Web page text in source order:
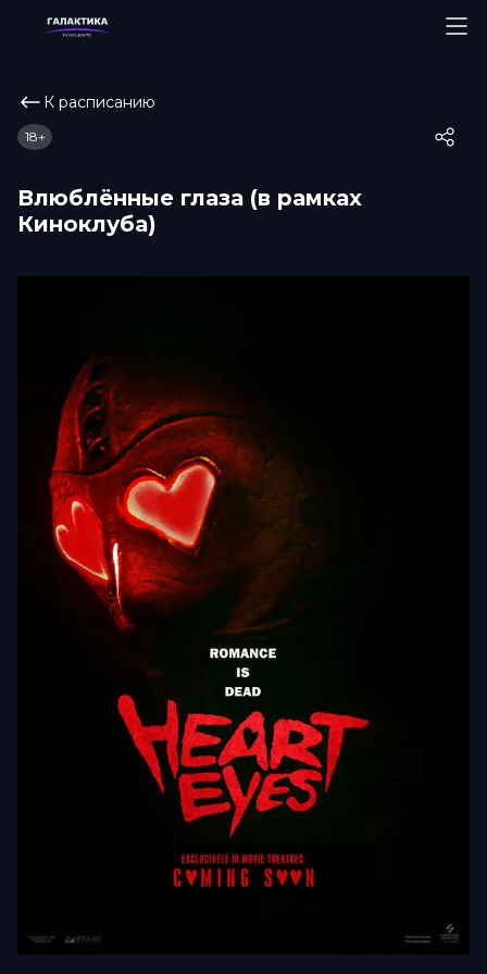
К расписанию
Влюблённые глаза (в рамках
Киноклуба)
18+